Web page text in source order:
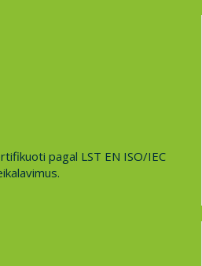
pagal LST EN ISO/IEC